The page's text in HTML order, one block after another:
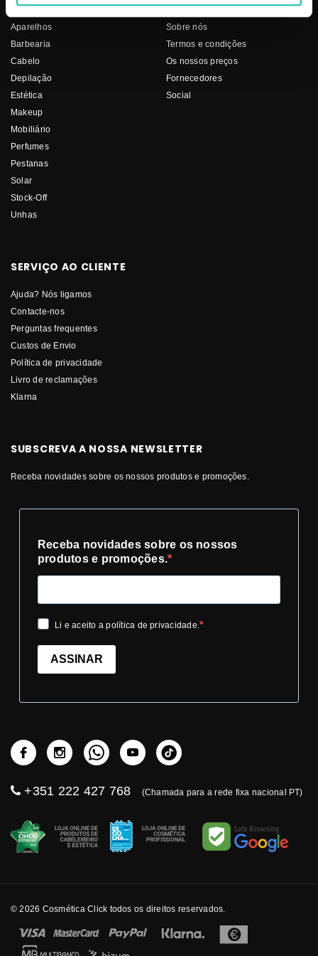
Aparelhos
Barbearia
Cabelo
Depilação
Estética
Makeup
Mobiliário
Perfumes
Pestanas
Solar
Stock-Off
Unhas
Sobre nós
Termos e condições
Os nossos preços
Fornecedores
Social
SERVIÇO AO CLIENTE
Ajuda? Nós ligamos
Contacte-nos
Perguntas frequentes
Custos de Envio
Política de privacidade
Livro de reclamações
Klarna
SUBSCREVA A NOSSA NEWSLETTER
Receba novidades sobre os nossos produtos e promoções.
Receba novidades sobre os nossos
produtos e promoções.
Li e aceito a política de privacidade.
ASSINAR
+351 222 427 768 (Chamada para a rede fixa nacional PT)
© 2026 Cosmética Click todos os direitos reservados.